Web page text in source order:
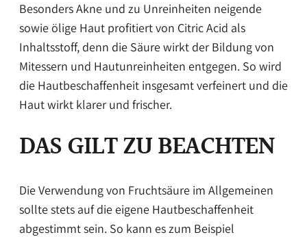
Besonders Akne und zu Unreinheiten neigende
sowie ölige Haut profitiert von Citric Acid als
Inhaltsstoff, denn die Säure wirkt der Bildung von
Mitessern und Hautunreinheiten entgegen. So wird
die Hautbeschaffenheit insgesamt verfeinert und die
Haut wirkt klarer und frischer.
DAS GILT ZU BEACHTEN
Die Verwendung von Fruchtsäure im Allgemeinen
sollte stets auf die eigene Hautbeschaffenheit
abgestimmt sein. So kann es zum Beispiel